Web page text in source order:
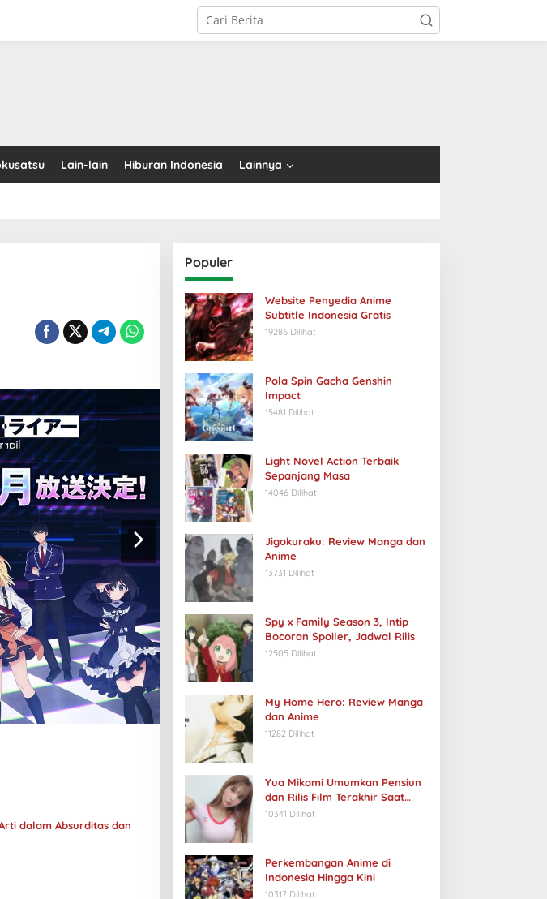
Lain-lain Hiburan Indonesia Lainnya
dalam Absurditas dan
Populer
Website Penyedia Anime
Subtitle Indonesia Gratis
19286 Dilihat
Pola Spin Gacha Genshin
Impact
15481 Dilihat
Light Novel Action Terbaik
Sepanjang Masa
14046 Dilihat
Jigokuraku: Review Manga dan
Anime
13731 Dilihat
Spy x Family Season 3, Intip
Bocoran Spoiler, Jadwal Rilis
12505 Dilihat
My Home Hero: Review Manga
dan Anime
11282 Dilihat
Yua Mikami Umumkan Pensiun
dan Rilis Film Terakhir Saat
Ulang Tahun
10341 Dilihat
Perkembangan Anime di
Indonesia Hingga Kini
10317 Dilihat